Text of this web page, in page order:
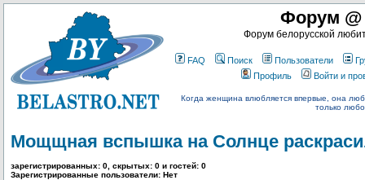
Форум @
Форум белорусской
FAQ Поиск Пользователи
Профиль
Войти и
Когда женщина влюбляется впервые, она
только
Мощщная вспышка на Солнце
зарегистрированных: 0, скрытых: 0 и гостей: 0
Зарегистрированные пользователи: Нет